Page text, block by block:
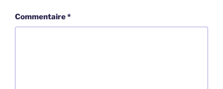
Commentaire*